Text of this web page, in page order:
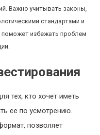
Важно учитывать законы,
стандартами и
избежать проблем
тех, кто хочет иметь
ее по усмотрению.
позволяет